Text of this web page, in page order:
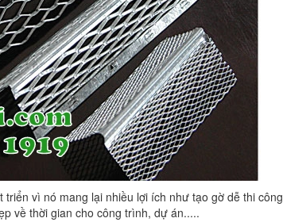
vì nó mang lại nhiều lợi ích như tạo gờ dễ thi công
về thời gian cho công trình, dự án.....